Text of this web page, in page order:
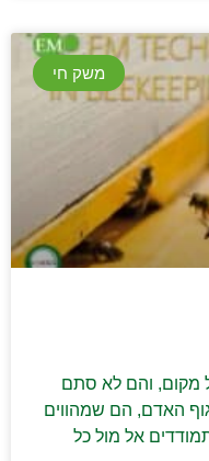
משק חי
מקום, והם לא סתם
האדם, הם שמהווים
אל מול כל